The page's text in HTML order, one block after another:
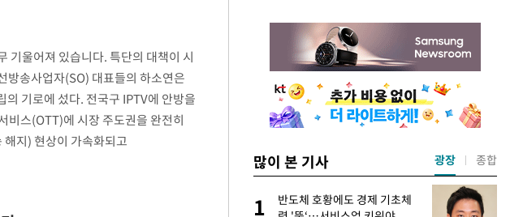
기울어져 있습니다. 특단의 대책이 시
방송사업자(SO) 대표들의 하소연은
기로에 섰다. 전국구 IPTV에 안방을
비스(OTT)에 시장 주도권을 완전히
지) 현상이 가속화되고
많이 본 기사
1 1
반도체 호황에도 경제 기초체
광장 종합